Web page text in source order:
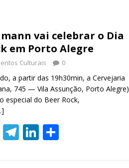
vai celebrar o Dia
em Porto Alegre
Culturais 0
a partir das 19h30min, a Cervejaria
745 — Vila Assunção, Porto Alegre)
especial do Beer Rock,
M
e
T
el
Li
n